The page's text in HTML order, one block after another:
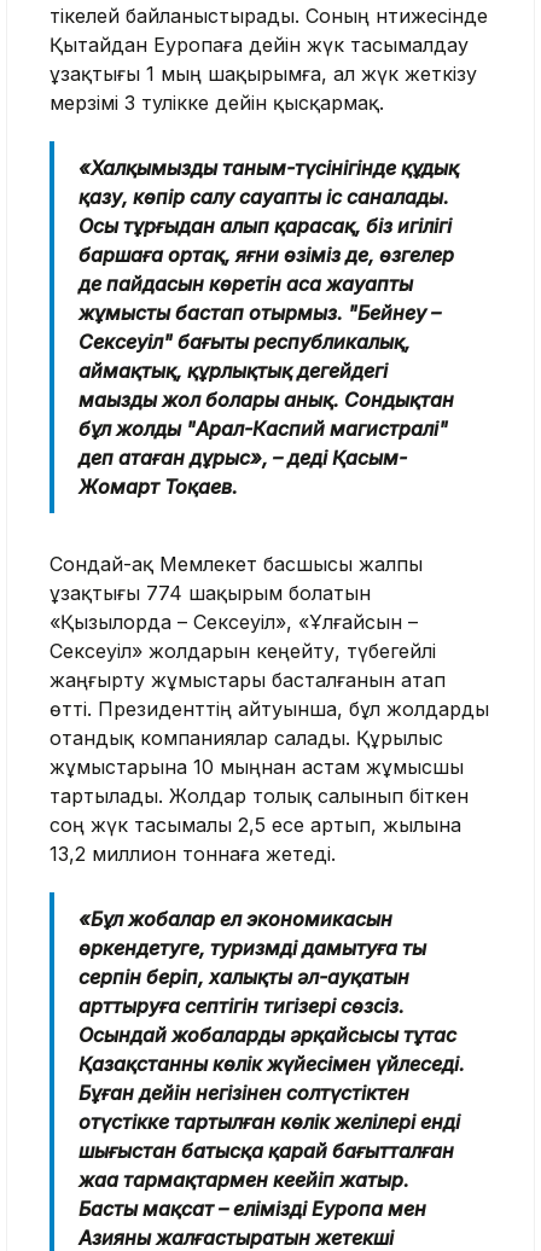
тікелей байланыстырады. Соның нәтижесінде
Қытайдан Еуропаға дейін жүк тасымалдау
ұзақтығы 1 мың шақырымға, ал жүк жеткізу
мерзімі 3 тәулікке дейін қысқармақ.
«Халқымыздың таным-түсінігінде құдық
қазу, көпір салу сауапты іс саналады.
Осы тұрғыдан алып қарасақ, біз игілігі
баршаға ортақ, яғни өзіміз де, өзгелер
де пайдасын көретін аса жауапты
жұмысты бастап отырмыз. "Бейнеу –
Сексеуіл" бағыты республикалық,
аймақтық, құрлықтық деңгейдегі
маңызды жол болары анық. Сондықтан
бұл жолды "Арал-Каспий магистралі"
деп атаған дұрыс», – деді Қасым-
Жомарт Тоқаев.
Сондай-ақ Мемлекет басшысы жалпы
ұзақтығы 774 шақырым болатын
«Қызылорда – Сексеуіл», «Ұлғайсын –
Сексеуіл» жолдарын кеңейту, түбегейлі
жаңғырту жұмыстары басталғанын атап
өтті. Президенттің айтуынша, бұл жолдарды
отандық компаниялар салады. Құрылыс
жұмыстарына 10 мыңнан астам жұмысшы
тартылады. Жолдар толық салынып біткен
соң жүк тасымалы 2,5 есе артып, жылына
13,2 миллион тоннаға жетеді.
«Бұл жобалар ел экономикасын
өркендетуге, туризмді дамытуға тың
серпін беріп, халықтың әл-ауқатын
арттыруға септігін тигізері сөзсіз.
Осындай жобалардың әрқайсысы тұтас
Қазақстанның көлік жүйесімен үйлеседі.
Бұған дейін негізінен солтүстіктен
оңтүстікке тартылған көлік желілері енді
шығыстан батысқа қарай бағытталған
жаңа тармақтармен кеңейіп жатыр.
Басты мақсат – елімізді Еуропа мен
Азияны жалғастыратын жетекші